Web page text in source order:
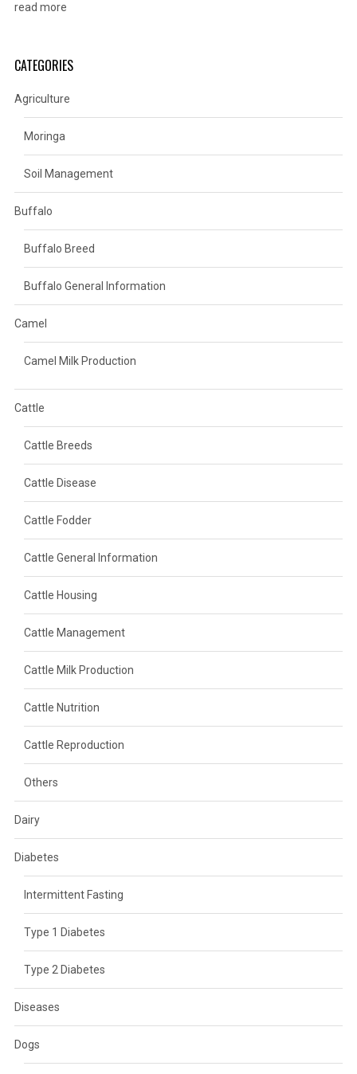
read more
CATEGORIES
Agriculture
Moringa
Soil Management
Buffalo
Buffalo Breed
Buffalo General Information
Camel
Camel Milk Production
Cattle
Cattle Breeds
Cattle Disease
Cattle Fodder
Cattle General Information
Cattle Housing
Cattle Management
Cattle Milk Production
Cattle Nutrition
Cattle Reproduction
Others
Dairy
Diabetes
Intermittent Fasting
Type 1 Diabetes
Type 2 Diabetes
Diseases
Dogs